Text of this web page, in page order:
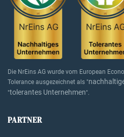
Die NrEins AG wurde vom European
Tolerance ausgezeichnet als "
"tolerantes Unternehmen".
PARTNER